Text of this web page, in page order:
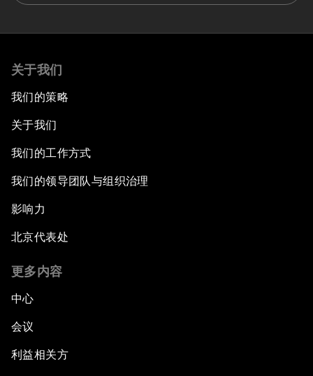
关于我们
我们的策略
关于我们
我们的工作方式
我们的领导团队与组织治理
影响力
北京代表处
更多内容
中心
会议
利益相关方